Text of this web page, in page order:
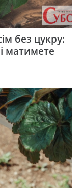
без цукру:
матимете